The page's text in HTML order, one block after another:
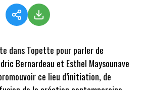
dans Topette pour parler de
Bernardeau et Esthel Maysounave
ce lieu d’initiation, de